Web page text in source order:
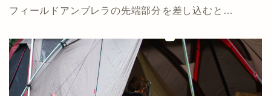
フィールドアンブレラの先端部分を差し込むと…